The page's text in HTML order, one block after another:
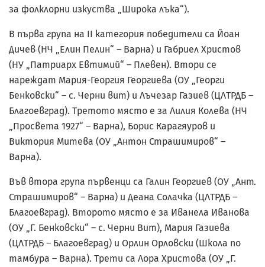
за фолклорни изкуства „Широка лъка“).
В първа група на II категория победители са Йоан
Дичев (НЧ „Елин Пелин“ – Варна) и Габриел Христов
(НУ „Патриарх Евтимий“ – Плевен). Втори се
нареждат Мария-Георгия Георгиева (ОУ „Георги
Бенковски“ – с. Черни вит) и Лъчезар Газиев (ЦЛТРДБ –
Благоевград). Третото място е за Лилия Колева (НЧ
„Просвета 1927“ – Варна), Борис Карагяуров и
Виктория Митева (ОУ „Антон Страшимиров“ –
Варна).
Във втора група първенци са Галин Георгиев (ОУ „Ант.
Страшимиров“ – Варна) и Деана Солачка (ЦЛТРДБ –
Благоевград). Второто място е за Иванела Иванова
(ОУ „Г. Бенковски“ – с. Черни Вит), Мария Газиева
(ЦЛТРДБ – Благоевград) и Орлин Орловски (Школа по
тамбура – Варна). Трети са Лора Христова (ОУ „Г.